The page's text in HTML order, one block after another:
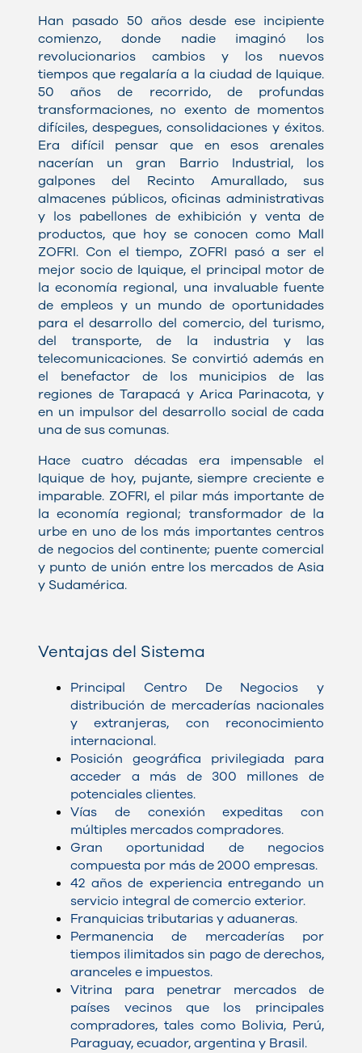
Han pasado 50 años desde ese incipiente
comienzo, donde nadie imaginó los
revolucionarios cambios y los nuevos
tiempos que regalaría a la ciudad de Iquique.
50 años de recorrido, de profundas
transformaciones, no exento de momentos
difíciles, despegues, consolidaciones y éxitos.
Era difícil pensar que en esos arenales
nacerían un gran Barrio Industrial, los
galpones del Recinto Amurallado, sus
almacenes públicos, oficinas administrativas
y los pabellones de exhibición y venta de
productos, que hoy se conocen como Mall
ZOFRI. Con el tiempo, ZOFRI pasó a ser el
mejor socio de Iquique, el principal motor de
la economía regional, una invaluable fuente
de empleos y un mundo de oportunidades
para el desarrollo del comercio, del turismo,
del transporte, de la industria y las
telecomunicaciones. Se convirtió además en
el benefactor de los municipios de las
regiones de Tarapacá y Arica Parinacota, y
en un impulsor del desarrollo social de cada
una de sus comunas.
Hace cuatro décadas era impensable el
Iquique de hoy, pujante, siempre creciente e
imparable. ZOFRI, el pilar más importante de
la economía regional; transformador de la
urbe en uno de los más importantes centros
de negocios del continente; puente comercial
y punto de unión entre los mercados de Asia
y Sudamérica.
Ventajas del Sistema
Principal Centro De Negocios y
distribución de mercaderías nacionales
y extranjeras, con reconocimiento
internacional.
Posición geográfica privilegiada para
acceder a más de 300 millones de
potenciales clientes.
Vías de conexión expeditas con
múltiples mercados compradores.
Gran oportunidad de negocios
compuesta por más de 2000 empresas.
42 años de experiencia entregando un
servicio integral de comercio exterior.
Franquicias tributarias y aduaneras.
Permanencia de mercaderías por
tiempos ilimitados sin pago de derechos,
aranceles e impuestos.
Vitrina para penetrar mercados de
países vecinos que los principales
compradores, tales como Bolivia, Perú,
Paraguay, ecuador, argentina y Brasil.